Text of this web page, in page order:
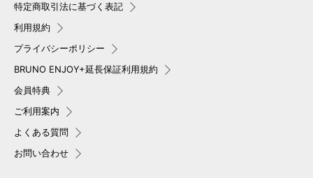
特定商取引法に基づく表記
利用規約
プライバシーポリシー
BRUNO ENJOY+延長保証利用規約
会員特典
ご利用案内
よくある質問
お問い合わせ